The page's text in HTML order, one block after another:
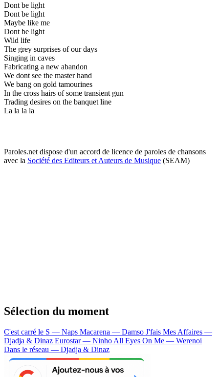
Dont be light
Dont be light
Maybe like me
Dont be light
Wild life
The grey surprises of our days
Singing in caves
Fabricating a new abandon
We dont see the master hand
We bang on gold tamourines
In the cross hairs of some transient gun
Trading desires on the banquet line
La la la la
Paroles.net dispose d'un accord de licence de paroles de chansons
avec la Société des Editeurs et Auteurs de Musique (SEAM)
Sélection du moment
C'est carré le S — Naps Macarena — Damso J'fais Mes Affaires —
Djadja & Dinaz Eurostar — Ninho All Eyes On Me — Werenoi
Dans le réseau — Djadja & Dinaz